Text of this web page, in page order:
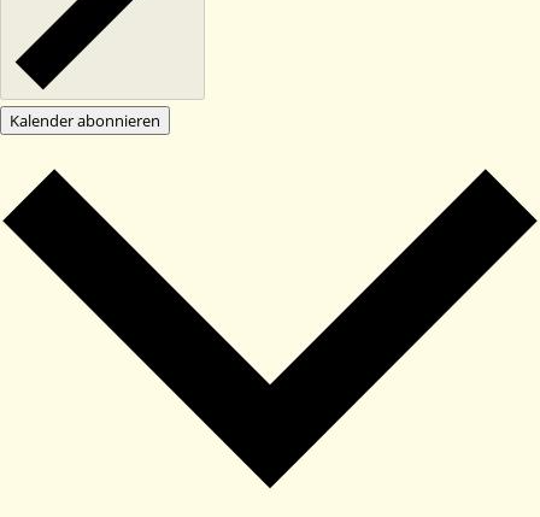
Kalender abonnieren